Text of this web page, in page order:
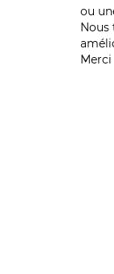
ou
Nous